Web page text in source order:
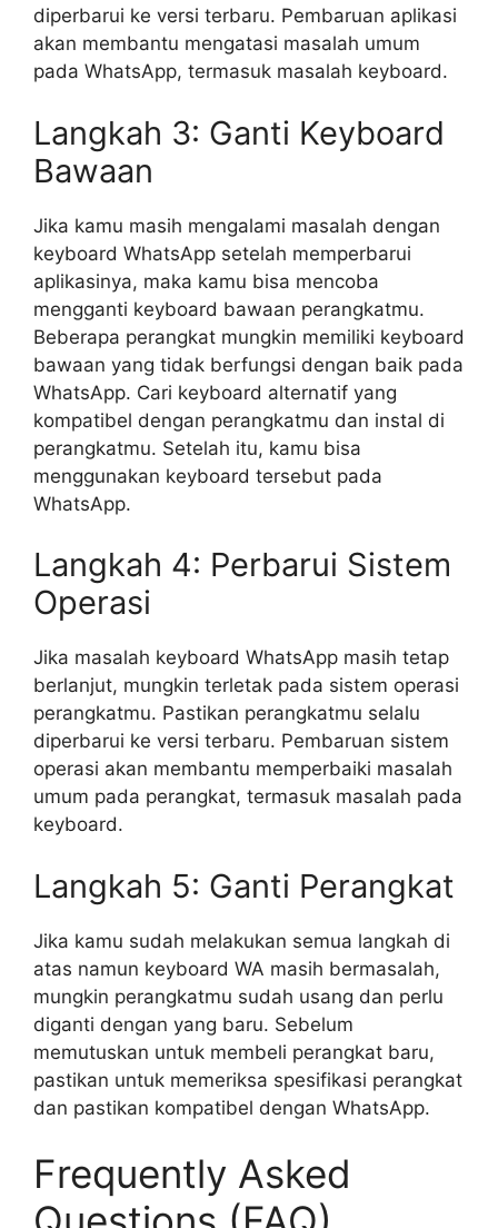
diperbarui ke versi terbaru. Pembaruan aplikasi
akan membantu mengatasi masalah umum
pada WhatsApp, termasuk masalah keyboard.
Langkah 3: Ganti Keyboard
Bawaan
Jika kamu masih mengalami masalah dengan
keyboard WhatsApp setelah memperbarui
aplikasinya, maka kamu bisa mencoba
mengganti keyboard bawaan perangkatmu.
Beberapa perangkat mungkin memiliki keyboard
bawaan yang tidak berfungsi dengan baik pada
WhatsApp. Cari keyboard alternatif yang
kompatibel dengan perangkatmu dan instal di
perangkatmu. Setelah itu, kamu bisa
menggunakan keyboard tersebut pada
WhatsApp.
Langkah 4: Perbarui Sistem
Operasi
Jika masalah keyboard WhatsApp masih tetap
berlanjut, mungkin terletak pada sistem operasi
perangkatmu. Pastikan perangkatmu selalu
diperbarui ke versi terbaru. Pembaruan sistem
operasi akan membantu memperbaiki masalah
umum pada perangkat, termasuk masalah pada
keyboard.
Langkah 5: Ganti Perangkat
Jika kamu sudah melakukan semua langkah di
atas namun keyboard WA masih bermasalah,
mungkin perangkatmu sudah usang dan perlu
diganti dengan yang baru. Sebelum
memutuskan untuk membeli perangkat baru,
pastikan untuk memeriksa spesifikasi perangkat
dan pastikan kompatibel dengan WhatsApp.
Frequently Asked